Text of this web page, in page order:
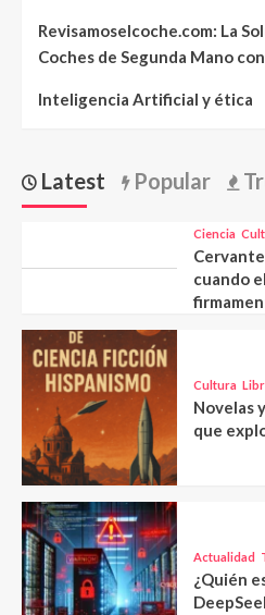
Revisamoselcoche.com: La
Coches de Segunda Mano
Inteligencia Artificial y ética
Latest Popular
Ciencia
cuando
Cultura
Novelas
que
Actualidad
¿Quién